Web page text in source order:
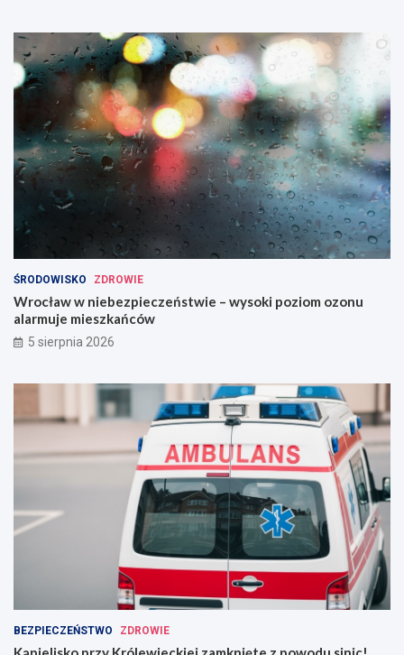
ŚRODOWISKO ZDROWIE
Wrocław w niebezpieczeństwie – wysoki poziom ozonu
alarmuje mieszkańców
5 sierpnia 2026
BEZPIECZEŃSTWO ZDROWIE